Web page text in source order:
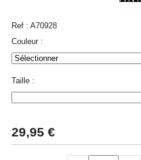
Ref : A70928
Couleur :
Taille :
29,95 €